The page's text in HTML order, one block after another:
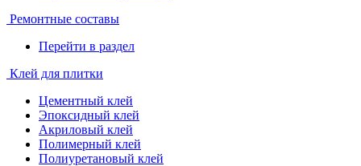
Ремонтные составы
Перейти в раздел
Клей для плитки
Цементный клей
Эпоксидный клей
Акриловый клей
Полимерный клей
Полиуретановый клей